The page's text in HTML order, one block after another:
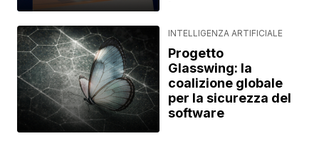
INTELLIGENZA ARTIFICIALE
Progetto
Glasswing: la
coalizione globale
per la sicurezza del
software